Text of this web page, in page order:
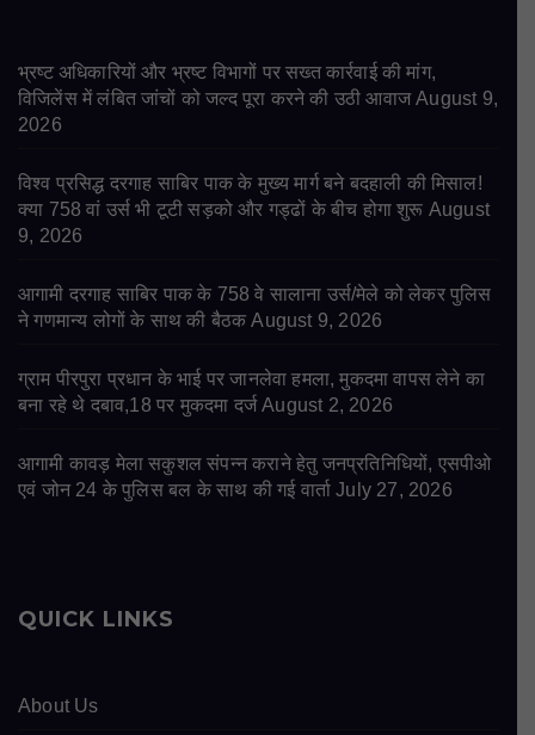
भ्रष्ट अधिकारियों और भ्रष्ट विभागों पर सख्त कार्रवाई की मांग,
विजिलेंस में लंबित जांचों को जल्द पूरा करने की उठी आवाज August 9,
2026
विश्व प्रसिद्ध दरगाह साबिर पाक के मुख्य मार्ग बने बदहाली की मिसाल!
क्या 758 वां उर्स भी टूटी सड़को और गड्ढों के बीच होगा शुरू August
9, 2026
आगामी दरगाह साबिर पाक के 758 वे सालाना उर्स/मेले को लेकर पुलिस
ने गणमान्य लोगों के साथ की बैठक August 9, 2026
ग्राम पीरपुरा प्रधान के भाई पर जानलेवा हमला, मुकदमा वापस लेने का
बना रहे थे दबाव,18 पर मुकदमा दर्ज August 2, 2026
आगामी कावड़ मेला सकुशल संपन्न कराने हेतु जनप्रतिनिधियों, एसपीओ
एवं जोन 24 के पुलिस बल के साथ की गई वार्ता July 27, 2026
QUICK LINKS
About Us